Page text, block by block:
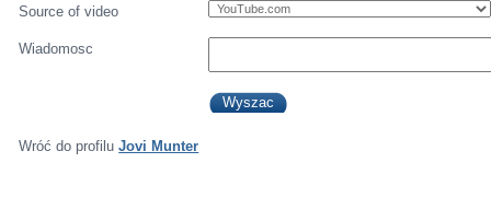
Source of video
Wiadomosc
Wróć do profiluJovi Munter